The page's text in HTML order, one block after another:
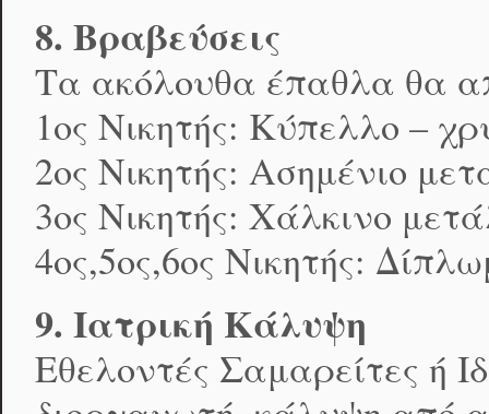
8. Βραβεύσεις
Τα ακόλουθα έπαθλα θα
1ος Νικητής: Κύπελλο –
2ος Νικητής: Ασημένιο
3ος Νικητής: Χάλκινο
4ος,5ος,6ος Νικητής:
9. Ιατρική Κάλυψη
Εθελοντές Σαμαρείτες ή